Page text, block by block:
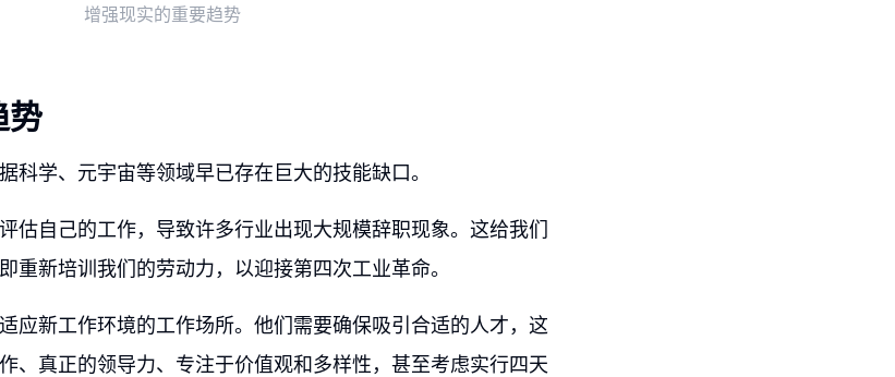
增强现实的重要趋势
势
科学、元宇宙等领域早已存在巨大的技能缺口。
估自己的工作，导致许多行业出现大规模辞职现象。这给我们
重新培训我们的劳动力，以迎接第四次工业革命。
应新工作环境的工作场所。他们需要确保吸引合适的人才，这
、真正的领导力、专注于价值观和多样性，甚至考虑实行四天